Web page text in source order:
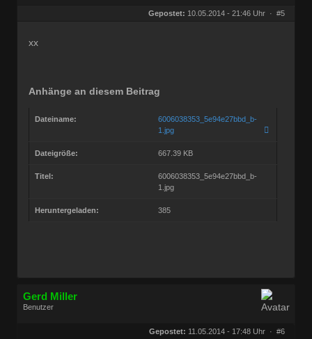
Gepostet: 10.05.2014 - 21:46 Uhr · #5
xx
Anhänge an diesem Beitrag
Dateiname:
6006038353_5e94e27bbd_b-
1.jpg
Dateigröße: 667.39 KB
Titel:
6006038353_5e94e27bbd_b-
1.jpg
Heruntergeladen: 385
Gerd Miller
Benutzer
Gepostet: 11.05.2014 - 17:48 Uhr · #6